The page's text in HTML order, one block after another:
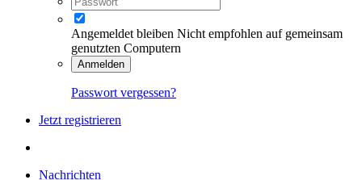
Angemeldet bleiben Nicht empfohlen auf gemeinsam
genutzten Computern
Anmelden
Passwort vergessen?
Jetzt registrieren
Nachrichten